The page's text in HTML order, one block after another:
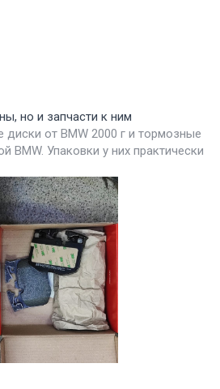
но и запчасти к ним
от BMW 2000 г и тормозные
BMW. Упаковки у них практически